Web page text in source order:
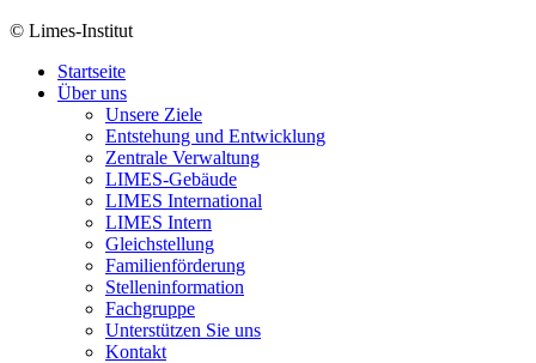
© Limes-Institut
Startseite
Über uns
Unsere Ziele
Entstehung und Entwicklung
Zentrale Verwaltung
LIMES-Gebäude
LIMES International
LIMES Intern
Gleichstellung
Familienförderung
Stelleninformation
Fachgruppe
Unterstützen Sie uns
Kontakt